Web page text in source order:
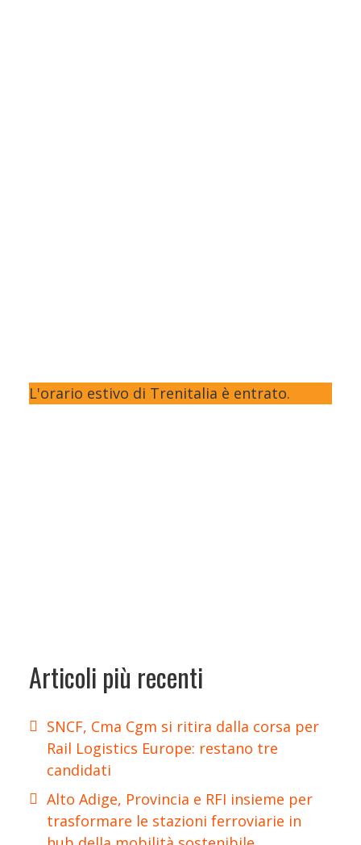
L'orario estivo di Trenitalia è entrato.
Articoli più recenti
SNCF, Cma Cgm si ritira dalla corsa per
Rail Logistics Europe: restano tre
candidati
Alto Adige, Provincia e RFI insieme per
trasformare le stazioni ferroviarie in